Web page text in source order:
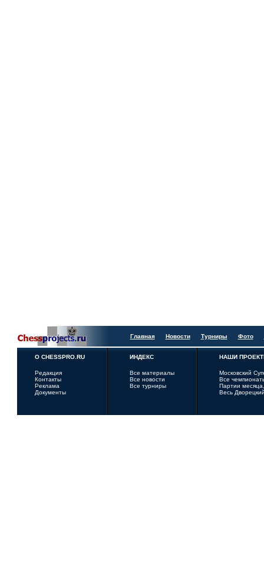
Главная Новости Турниры Фото
О CHESSPRO.RU
Редакция
Контакты
Реклама
Документы
ИНДЕКС
Все материалы
Все новости
Все турниры
НАШИ
Московский
Все
Партии
Весь